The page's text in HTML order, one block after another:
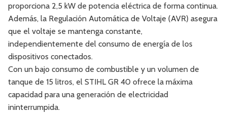
proporciona 2,5 kW de potencia eléctrica de forma continua.
Además, la Regulación Automática de Voltaje (AVR) asegura
que el voltaje se mantenga constante,
independientemente del consumo de energía de los
dispositivos conectados.
Con un bajo consumo de combustible y un volumen de
tanque de 15 litros, el STIHL GR 40 ofrece la máxima
capacidad para una generación de electricidad
ininterrumpida.